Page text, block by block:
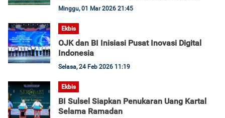
Minggu, 01 Mar 2026 21:45
Ekbis
OJK dan BI Inisiasi Pusat Inovasi Digital
Indonesia
Selasa, 24 Feb 2026 11:19
Ekbis
BI Sulsel Siapkan Penukaran Uang Kartal
Selama Ramadan